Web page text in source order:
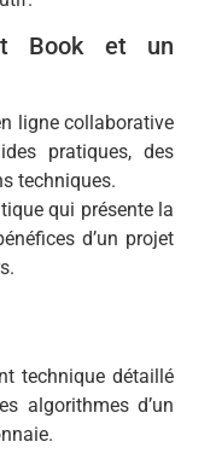
Book et un
ligne collaborative
pratiques, des
techniques.
qui présente la
d’un projet
technique détaillé
algorithmes d’un